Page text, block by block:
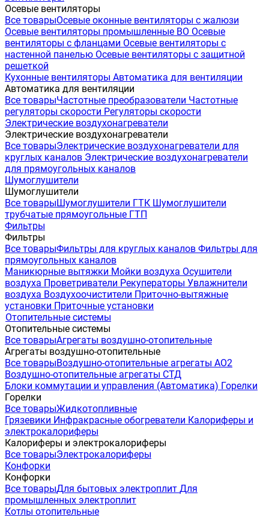
Осевые вентиляторы
Все товарыОсевые оконные вентиляторы с жалюзи
Осевые вентиляторы промышленные ВО Осевые
вентиляторы с фланцами Осевые вентиляторы с
настенной панелью Осевые вентиляторы с защитной
решеткой
Кухонные вентиляторы Автоматика для вентиляции
Автоматика для вентиляции
Все товарыЧастотные преобразователи Частотные
регуляторы скорости Регуляторы скорости
Электрические воздухонагреватели
Электрические воздухонагреватели
Все товарыЭлектрические воздухонагреватели для
круглых каналов Электрические воздухонагреватели
для прямоугольных каналов
Шумоглушители
Шумоглушители
Все товарыШумоглушители ГТК Шумоглушители
трубчатые прямоугольные ГТП
Фильтры
Фильтры
Все товарыФильтры для круглых каналов Фильтры для
прямоугольных каналов
Маникюрные вытяжки Мойки воздуха Осушители
воздуха Проветриватели Рекуператоры Увлажнители
воздуха Воздухоочистители Приточно-вытяжные
установки Приточные установки
Отопительные системы
Отопительные системы
Все товарыАгрегаты воздушно-отопительные
Агрегаты воздушно-отопительные
Все товарыВоздушно-отопительные агрегаты АО2
Воздушно-отопительные агрегаты СТД
Блоки коммутации и управления (Автоматика) Горелки
Горелки
Все товарыЖидкотопливные
Грязевики Инфракрасные обогреватели Калориферы и
электрокалориферы
Калориферы и электрокалориферы
Все товарыЭлектрокалориферы
Конфорки
Конфорки
Все товарыДля бытовых электроплит Для
промышленных электроплит
Котлы отопительные